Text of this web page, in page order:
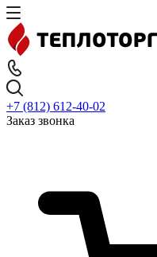
+7 (812) 612-40-02
Заказ звонка